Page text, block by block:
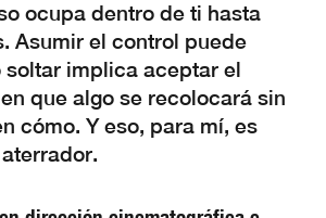
ocupa dentro de ti hasta
Asumir el control puede
soltar implica aceptar el
que algo se recolocará sin
cómo. Y eso, para mí, es